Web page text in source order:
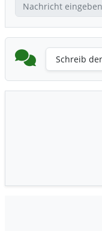
Schreib